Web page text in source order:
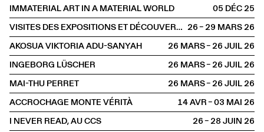
IMMATERIAL ART IN A MATERIAL WORLD
05 DÉC2025
VISITES DES EXPOSITIONS ET DÉCOUVERTE DU BÂTIMENT 26 – 29 MARS2026
AKOSUA VIKTORIA ADU-SANYAH
26 MARS – 26 JUIL2026
INGEBORG LÜSCHER
26 MARS – 26 JUIL2026
MAI-THU PERRET
26 MARS – 26 JUIL2026
ACCROCHAGE MONTE VÉRITÀ
14 AVR – 03 MAI2026
I NEVER READ, AU CCS
26 – 28 JUIN2026